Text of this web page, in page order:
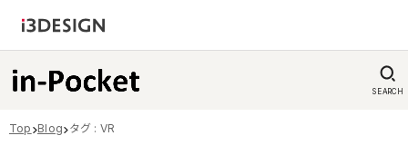
SEARCH
Top Blog タグ : VR